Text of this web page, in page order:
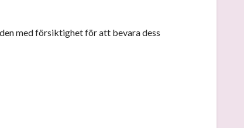
med försiktighet för att bevara dess